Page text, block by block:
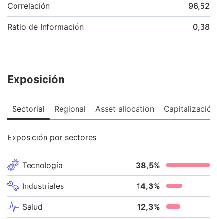
Correlación 96,52
Ratio de Información 0,38
Exposición
Sectorial Regional Asset allocation Capitalización
Exposición por sectores
Tecnología 38,5%
Industriales 14,3%
Salud 12,3%